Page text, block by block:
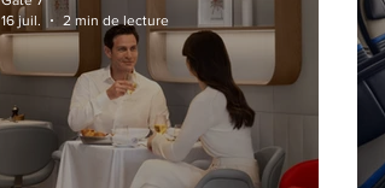
16 juil.
2 min de lecture